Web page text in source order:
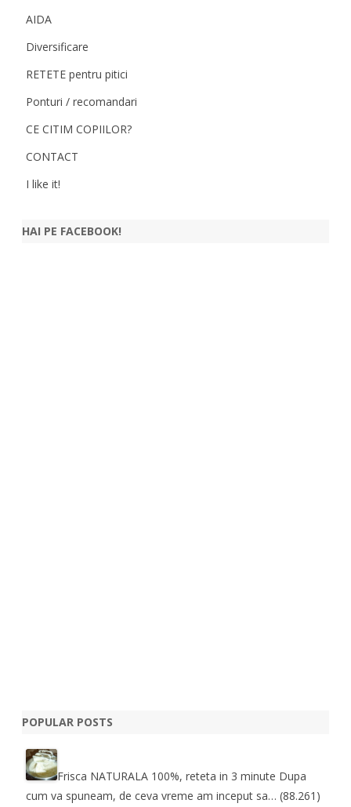
AIDA
Diversificare
RETETE pentru pitici
Ponturi / recomandari
CE CITIM COPIILOR?
CONTACT
I like it!
HAI PE FACEBOOK!
POPULAR POSTS
Frisca NATURALA 100%, reteta in 3 minute Dupa
cum va spuneam, de ceva vreme am inceput sa… (88.261)